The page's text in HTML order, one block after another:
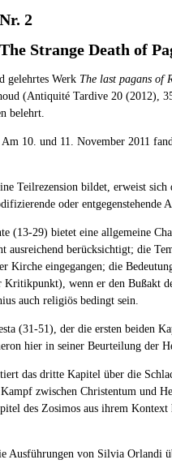
2
Strange Death of
gelehrtes Werk The last pagans of
(Antiquité Tardive 20 (2012),
belehrt.
10. und 11. November 2011
Teilrezension bildet, erweist
oder entgegenstehende
(13-29) bietet eine allgemeine
berücksichtigt; die
Kirche eingegangen; die
wenn er den Bußakt
auch religiös bedingt sein.
(31-51), der die ersten beiden
hier in seiner Beurteilung der
das dritte Kapitel über die
zwischen Christentum und
des Zosimos aus ihrem
Ausführungen von Silvia Orlandi